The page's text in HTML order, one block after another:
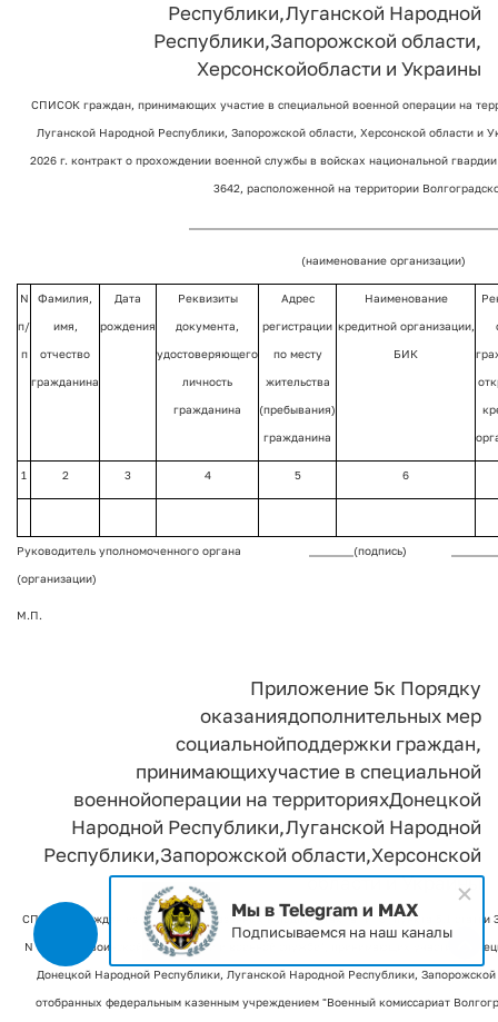
Республики,Луганской Народной
Республики,Запорожской области,
Херсонскойобласти и Украины
СПИСОК граждан, принимающих участие в специальной военной операции на
Луганской Народной Республики, Запорожской области, Херсонской области и
2026 г. контракт о прохождении военной службы в войсках национальной
3642, расположенной на территории
(наименование организации)
N
п/
п
Фамилия,
имя,
отчество
гражданина
Дата
рождения
Реквизиты
документа,
удостоверяющего
личность
гражданина
Адрес
регистрации
по месту
жительства
(пребывания)
гражданина
Наименование
кредитной организации,
БИК
1 2 3 4 5 6
Руководитель уполномоченного органа
(организации)
________(подпись)
М.П.
Приложение 5к Порядку
оказаниядополнительных мер
социальнойподдержки граждан,
принимающихучастие в специальной
военнойоперации на территорияхДонецкой
Народной Республики,Луганской Народной
Республики,Запорожской области,Херсонской
области и Украины
СПИСОК граждан из числа лиц, указанных в подпунктах "а" и "б" пункта 5.1
N 53-ФЗ "О воинской обязанности и военной службе", принимающих участие в
Донецкой Народной Республики, Луганской Народной Республики,
отобранных федеральным казенным учреждением "Военный комиссариат
Мы в Telegram и MAX
Подписываемся на наш каналы